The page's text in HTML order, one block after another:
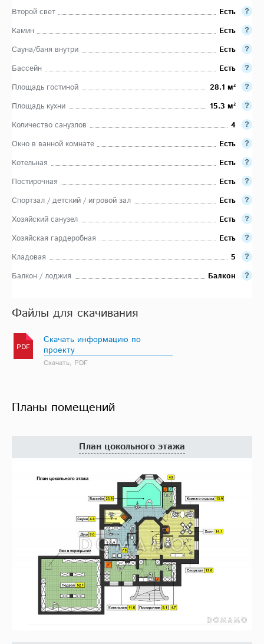
Второй свет
Есть
Камин
Есть
Сауна/баня внутри
Есть
Бассейн
Есть
Площадь гостиной
28.1 м²
Площадь кухни
15.3 м²
Количество санузлов
4
Окно в ванной комнате
Есть
Котельная
Есть
Постирочная
Есть
Спортзал / детский / игровой зал
Есть
Хозяйский санузел
Есть
Хозяйская гардеробная
Есть
Кладовая
5
Балкон / лоджия
Балкон
Файлы для скачивания
PDF
Скачать информацию по
проекту
Скачать, PDF
Планы помещений
План цокольного этажа